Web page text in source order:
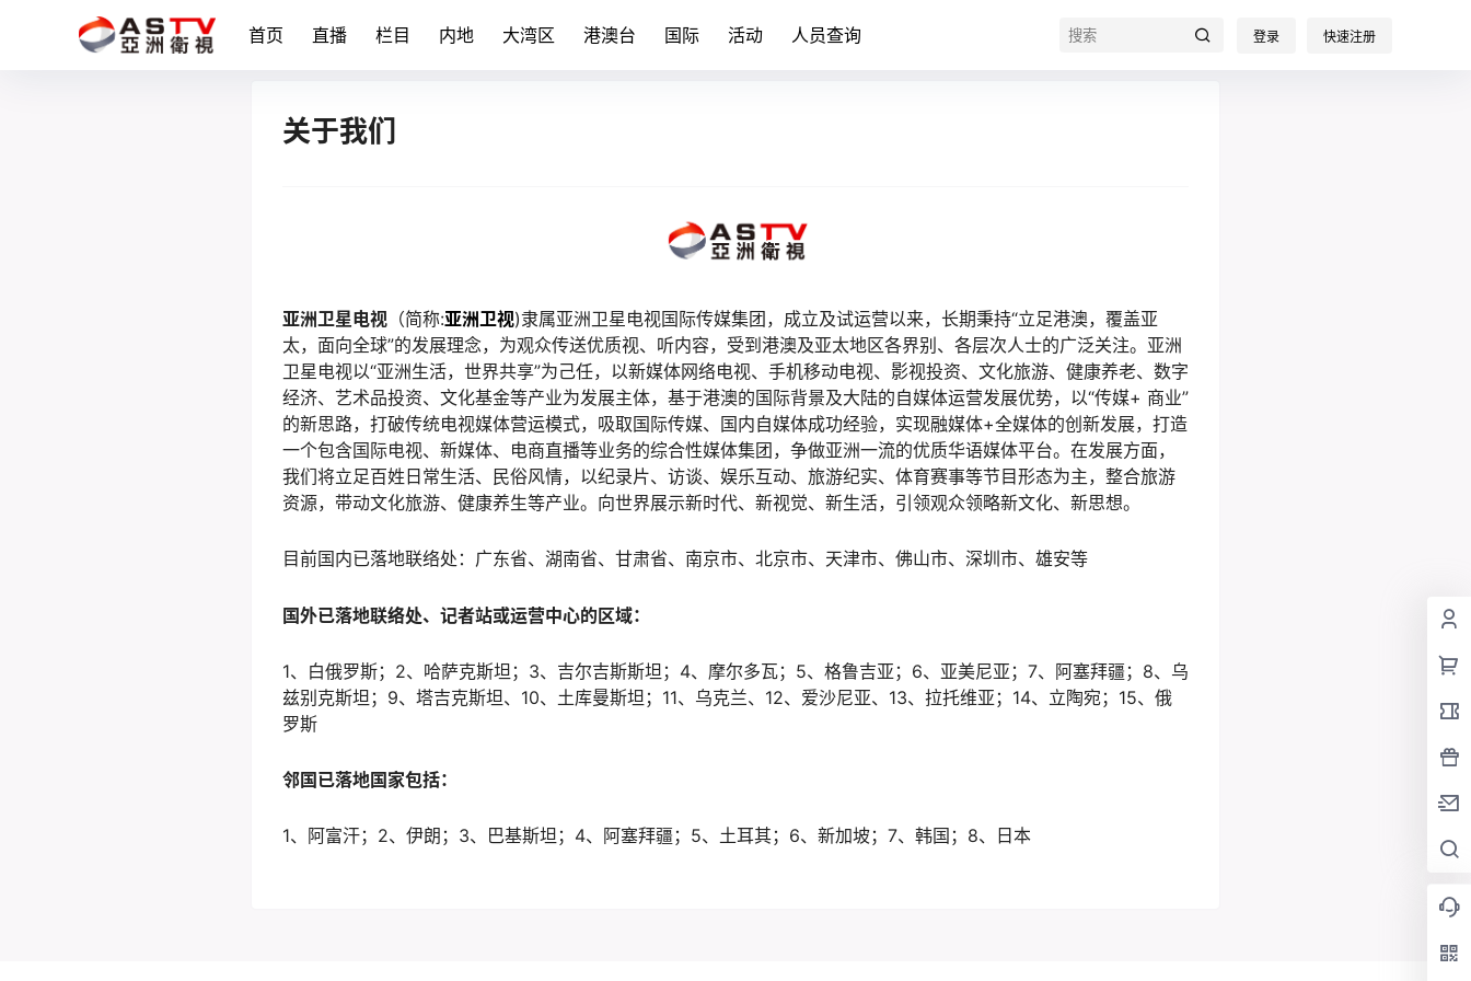
首页 直播 栏目 内地 大湾区 港澳台 国际 活动 人员查询 登录 快速注册
关于我们
亚洲卫星电视 （简称:亚洲卫视)隶属亚洲卫星电视国际传媒集团，成立及试运营以来，长期秉持“立足港澳，覆盖亚
太，面向全球”的发展理念，为观众传送优质视、听内容，受到港澳及亚太地区各界别、各层次人士的广泛关注。亚洲
卫星电视以“亚洲生活，世界共享”为己任，以新媒体网络电视、手机移动电视、影视投资、文化旅游、健康养老、数字
经济、艺术品投资、文化基金等产业为发展主体，基于港澳的国际背景及大陆的自媒体运营发展优势，以“传媒+ 商业”
的新思路，打破传统电视媒体营运模式，吸取国际传媒、国内自媒体成功经验，实现融媒体+全媒体的创新发展，打造
一个包含国际电视、新媒体、电商直播等业务的综合性媒体集团，争做亚洲一流的优质华语媒体平台。在发展方面，
我们将立足百姓日常生活、民俗风情，以纪录片、访谈、娱乐互动、旅游纪实、体育赛事等节目形态为主，整合旅游
资源，带动文化旅游、健康养生等产业。向世界展示新时代、新视觉、新生活，引领观众领略新文化、新思想。
目前国内已落地联络处：广东省、湖南省、甘肃省、南京市、北京市、天津市、佛山市、深圳市、雄安等
国外已落地联络处、记者站或运营中心的区域：
1、白俄罗斯；2、哈萨克斯坦；3、吉尔吉斯斯坦；4、摩尔多瓦；5、格鲁吉亚；6、亚美尼亚；7、阿塞拜疆；8、乌
兹别克斯坦；9、塔吉克斯坦、10、土库曼斯坦；11、乌克兰、12、爱沙尼亚、13、拉托维亚；14、立陶宛；15、俄
罗斯
邻国已落地国家包括：
1、阿富汗；2、伊朗；3、巴基斯坦；4、阿塞拜疆；5、土耳其；6、新加坡；7、韩国；8、日本